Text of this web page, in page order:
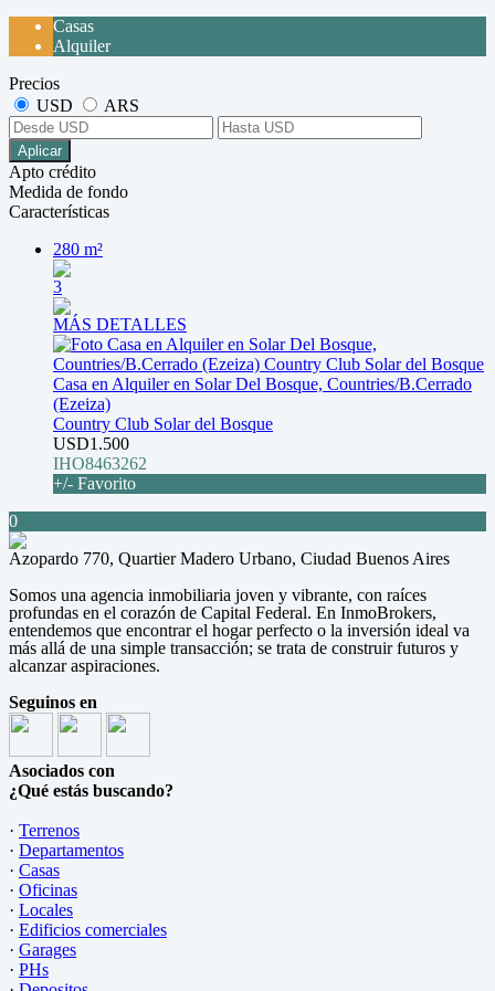
Casas
Alquiler
Precios
USD
ARS
Aplicar
Apto crédito
Medida de fondo
Características
280 m²
3
MÁS DETALLES
Casa en Alquiler en Solar Del Bosque, Countries/B.Cerrado
(Ezeiza)
Country Club Solar del Bosque
USD1.500
IHO8463262
+/- Favorito
0
Azopardo 770, Quartier Madero Urbano, Ciudad Buenos Aires
Somos una agencia inmobiliaria joven y vibrante, con raíces
profundas en el corazón de Capital Federal. En InmoBrokers,
entendemos que encontrar el hogar perfecto o la inversión ideal va
más allá de una simple transacción; se trata de construir futuros y
alcanzar aspiraciones.
Seguinos en
Asociados con
¿Qué estás buscando?
· Terrenos
· Departamentos
· Casas
· Oficinas
· Locales
· Edificios comerciales
· Garages
· PHs